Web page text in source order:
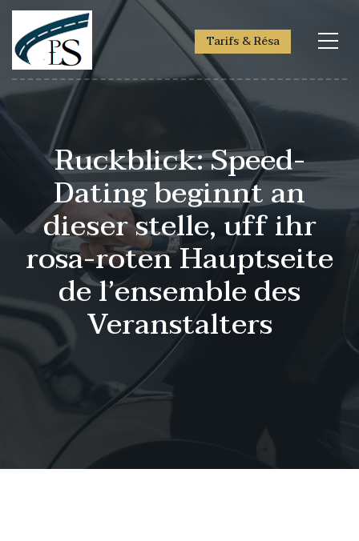
Tarifs & Résa
Ruckblick: Speed-
Dating beginnt an
dieser stelle, uff ihr
rosa-roten Hauptseite
de l’ensemble des
Veranstalters